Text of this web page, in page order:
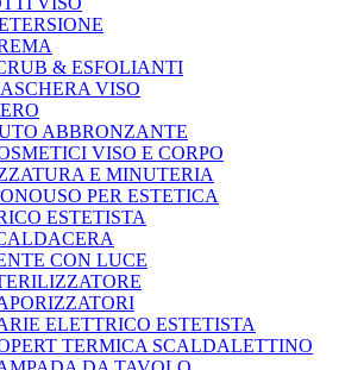
& ESFOLIANTI
VISO
ABBRONZANTE
VISO E CORPO
E MINUTERIA
PER ESTETICA
ESTETISTA
CON LUCE
ELETTRICO ESTETISTA
TERMICA SCALDALETTINO